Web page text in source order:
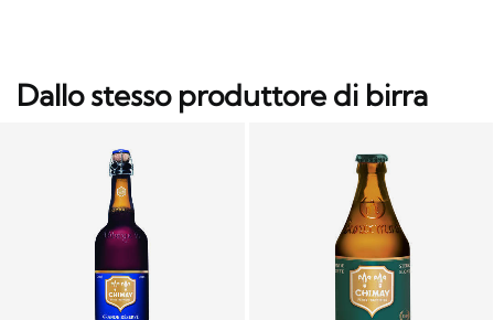
Dallo stesso produttore di birra